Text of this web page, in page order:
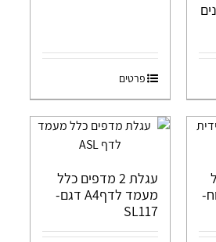
פרטים
עגלת 2 מדפים כלל
מעמד לדףA4 דגם-
SL117